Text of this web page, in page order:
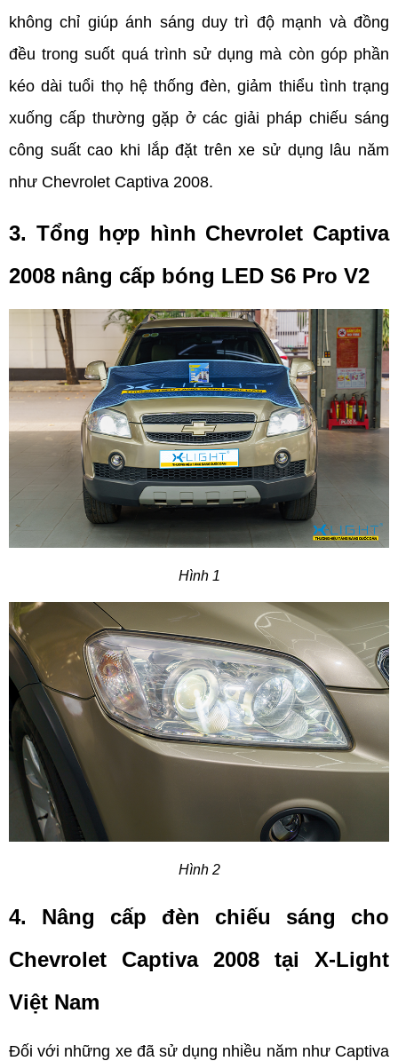
không chỉ giúp ánh sáng duy trì độ mạnh và đồng
đều trong suốt quá trình sử dụng mà còn góp phần
kéo dài tuổi thọ hệ thống đèn, giảm thiểu tình trạng
xuống cấp thường gặp ở các giải pháp chiếu sáng
công suất cao khi lắp đặt trên xe sử dụng lâu năm
như Chevrolet Captiva 2008.
3. Tổng hợp hình Chevrolet Captiva
2008 nâng cấp bóng LED S6 Pro V2
Hình 1
Hình 2
4. Nâng cấp đèn chiếu sáng cho
Chevrolet Captiva 2008 tại X-Light
Việt Nam
Đối với những xe đã sử dụng nhiều năm như Captiva